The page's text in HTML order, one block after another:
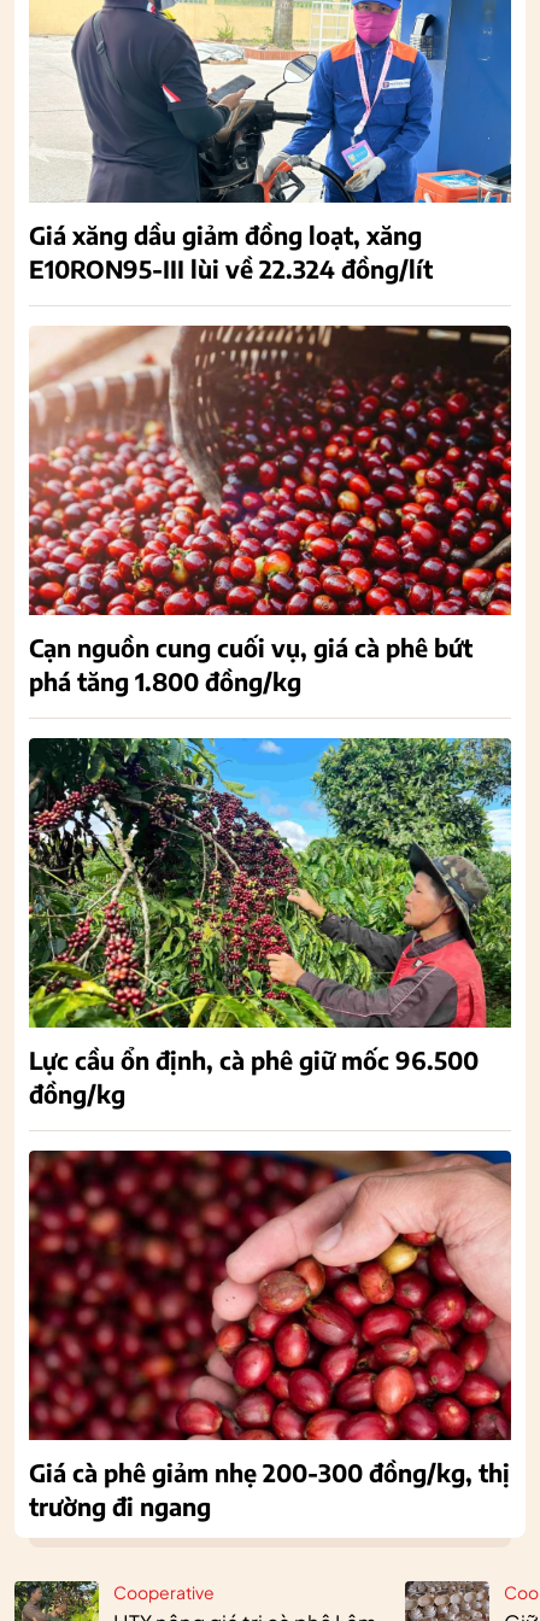
Cooperative
Giá xăng dầu giảm đồng loạt, xăng
E10RON95-III lùi về 22.324 đồng/lít
Cạn nguồn cung cuối vụ, giá cà phê bứt
phá tăng 1.800 đồng/kg
Lực cầu ổn định, cà phê giữ mốc 96.500
đồng/kg
Giá cà phê giảm nhẹ 200-300 đồng/kg, thị
trường đi ngang